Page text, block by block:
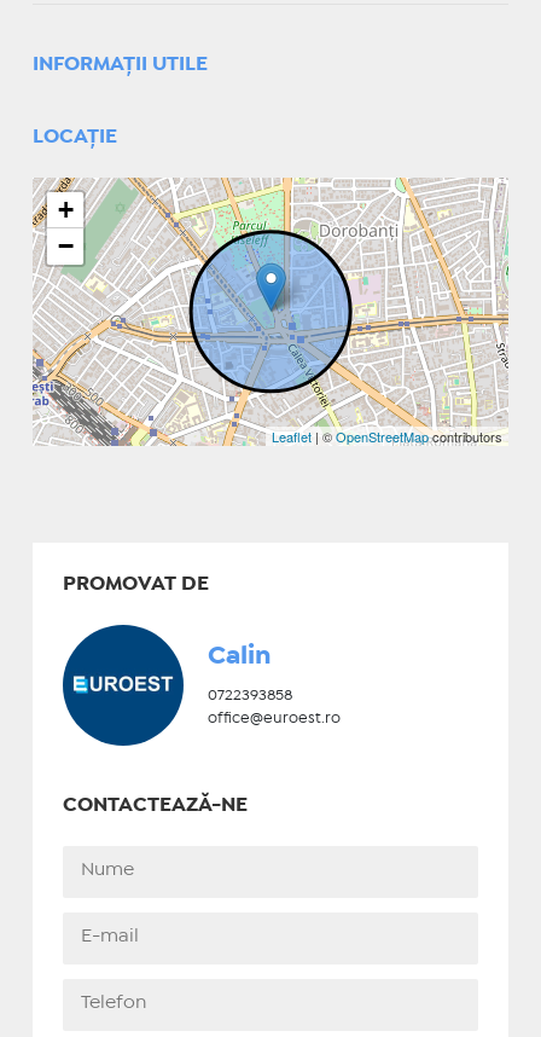
INFORMAŢII UTILE
LOCAȚIE
+
−
Leaflet | ©OpenStreetMapcontributors
PROMOVAT DE
Calin
0722393858
office@euroest.ro
CONTACTEAZĂ-NE